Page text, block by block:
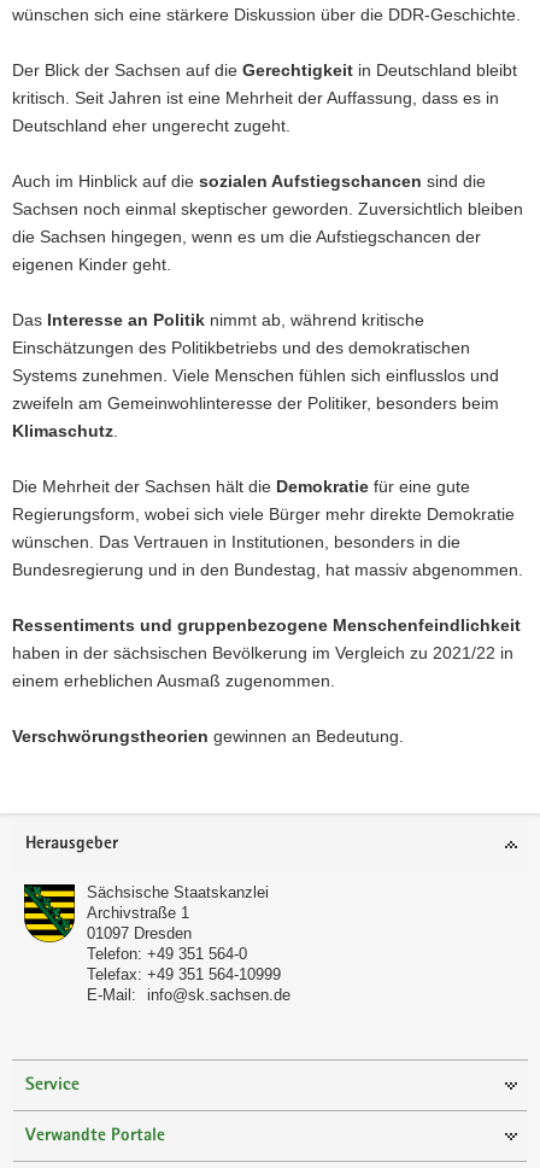
wünschen sich eine stärkere Diskussion über die DDR-Geschichte.
Der Blick der Sachsen auf die Gerechtigkeit in Deutschland bleibt
kritisch. Seit Jahren ist eine Mehrheit der Auffassung, dass es in
Deutschland eher ungerecht zugeht.
Auch im Hinblick auf die sozialen Aufstiegschancen sind die
Sachsen noch einmal skeptischer geworden. Zuversichtlich bleiben
die Sachsen hingegen, wenn es um die Aufstiegschancen der
eigenen Kinder geht.
Das Interesse an Politik nimmt ab, während kritische
Einschätzungen des Politikbetriebs und des demokratischen
Systems zunehmen. Viele Menschen fühlen sich einflusslos und
zweifeln am Gemeinwohlinteresse der Politiker, besonders beim
Klimaschutz.
Die Mehrheit der Sachsen hält die Demokratie für eine gute
Regierungsform, wobei sich viele Bürger mehr direkte Demokratie
wünschen. Das Vertrauen in Institutionen, besonders in die
Bundesregierung und in den Bundestag, hat massiv abgenommen.
Ressentiments und gruppenbezogene Menschenfeindlichkeit
haben in der sächsischen Bevölkerung im Vergleich zu 2021/22 in
einem erheblichen Ausmaß zugenommen.
Verschwörungstheorien gewinnen an Bedeutung.
Footer-
Herausgeber
Sächsische Staatskanzlei
Archivstraße 1
01097 Dresden
Telefon: +49 351 564-0
Telefax: +49 351 564-10999
E-Mail:
info@sk.sachsen.de
Service
Verwandte Portale